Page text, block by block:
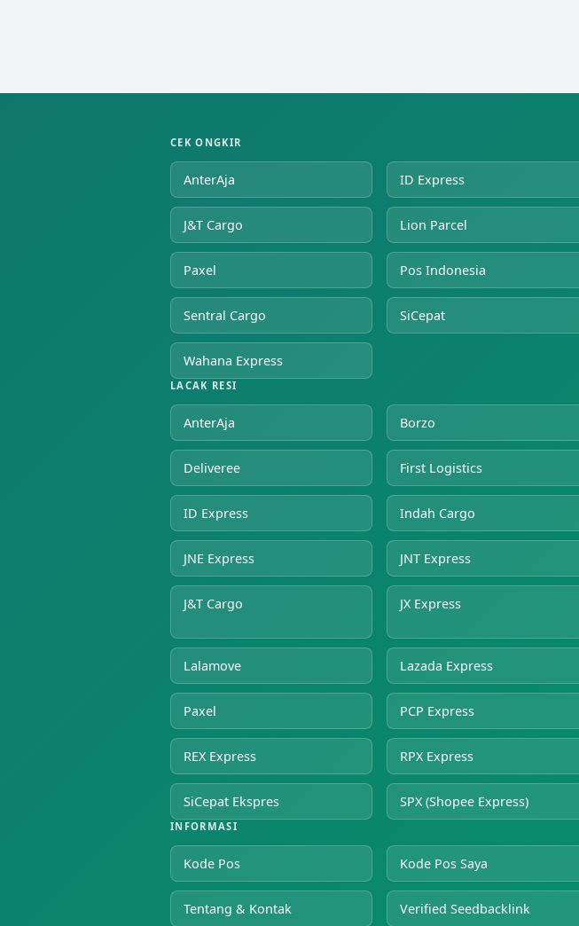
CEK ONGKIR
AnterAja ID Express
J&T Cargo Lion Parcel
Paxel Pos Indonesia
Sentral Cargo SiCepat
Wahana Express
LACAK RESI
AnterAja Borzo
Deliveree First Logistics
ID Express Indah Cargo
JNE Express JNT Express
J&T Cargo JX Express
Lalamove Lazada Express
Paxel PCP Express
REX Express RPX Express
SiCepat Ekspres SPX (Shopee Express)
INFORMASI
Kode Pos Kode Pos Saya
Tentang & Kontak Verified Seedbacklink